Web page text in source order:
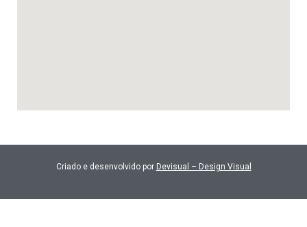
Criado e desenvolvido por Devisual – Design Visual